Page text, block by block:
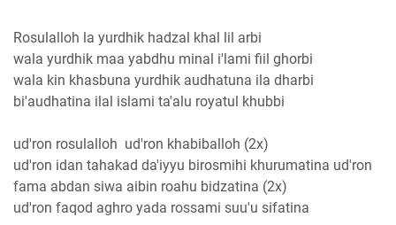
Rosulalloh la yurdhik hadzal khal lil arbi
wala yurdhik maa yabdhu minal i'lami fiil ghorbi
wala kin khasbuna yurdhik audhatuna ila dharbi
bi'audhatina ilal islami ta'alu royatul khubbi
ud'ron rosulalloh ud'ron khabiballoh (2x)
ud'ron idan tahakad da'iyyu birosmihi khurumatina ud'ron
fama abdan siwa aibin roahu bidzatina (2x)
ud'ron faqod aghro yada rossami suu'u sifatina